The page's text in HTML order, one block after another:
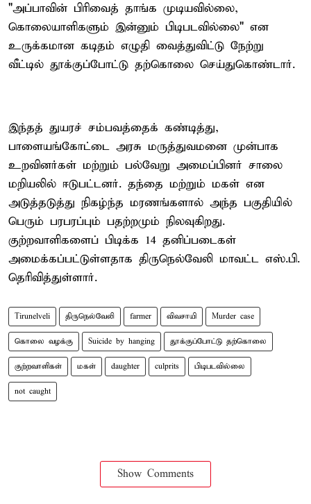
"அப்பாவின் பிரிவைத் தாங்க முடியவில்லை,
கொலையாளிகளும் இன்னும் பிடிபடவில்லை" என
உருக்கமான கடிதம் எழுதி வைத்துவிட்டு நேற்று
வீட்டில் தூக்குப்போட்டு தற்கொலை செய்துகொண்டார்.
இந்தத் துயரச் சம்பவத்தைக் கண்டித்து,
பாளையங்கோட்டை அரசு மருத்துவமனை முன்பாக
உறவினர்கள் மற்றும் பல்வேறு அமைப்பினர் சாலை
மறியலில் ஈடுபட்டனர். தந்தை மற்றும் மகள் என
அடுத்தடுத்து நிகழ்ந்த மரணங்களால் அந்த பகுதியில்
பெரும் பரபரப்பும் பதற்றமும் நிலவுகிறது.
குற்றவாளிகளைப் பிடிக்க 14 தனிப்படைகள்
அமைக்கப்பட்டுள்ளதாக திருநெல்வேலி மாவட்ட எஸ்.பி.
தெரிவித்துள்ளார்.
Tirunelveli திருநெல்வேலி farmer விவசாயி Murder case
கொலை வழக்கு Suicide by hanging தூக்குப்போட்டு தற்கொலை
குற்றவாளிகள் மகள் daughter culprits பிடிபடவில்லை
not caught
Show Comments